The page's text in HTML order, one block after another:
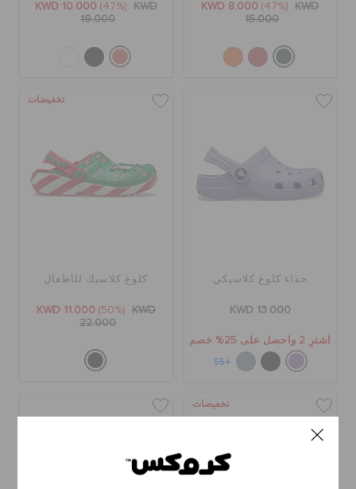
KWD 8.000 (47%)
KWD
15.000
KWD 10.000 (47%)
KWD
19.000
حذاء كلوغ كلاسيكي
KWD 13.000
اشترِ 2 واحصل على 25% خصم
+55
تخفيضات
كلوغ كلاسيك للأطفال
KWD 11.000 (50%)
KWD
22.000
تخفيضات